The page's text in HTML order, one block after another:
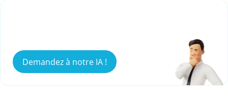
Demandez à notre IA !